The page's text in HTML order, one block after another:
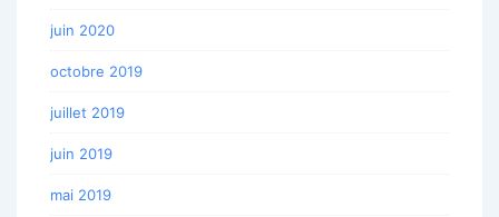
juin 2020
octobre 2019
juillet 2019
juin 2019
mai 2019